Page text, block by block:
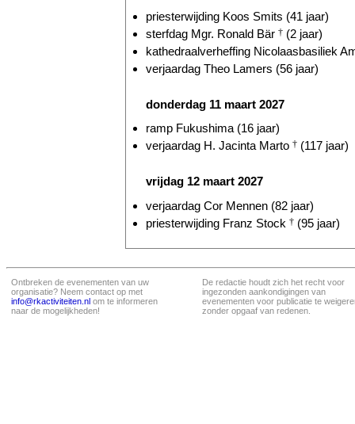
priesterwijding Koos Smits (41 jaar)
sterfdag Mgr. Ronald Bär † (2 jaar)
kathedraalverheffing Nicolaasbasiliek
verjaardag Theo Lamers (56 jaar)
donderdag 11 maart 2027
ramp Fukushima (16 jaar)
verjaardag H. Jacinta Marto † (117 jaar)
vrijdag 12 maart 2027
verjaardag Cor Mennen (82 jaar)
priesterwijding Franz Stock † (95 jaar)
Ontbreken de evenementen van uw
organisatie? Neem contact op met
info@rkactiviteiten.nl om te informeren
naar de mogelijkheden!
De redactie houdt zich het recht voor
ingezonden aankondigingen van
evenementen voor publicatie te
zonder opgaaf van redenen.